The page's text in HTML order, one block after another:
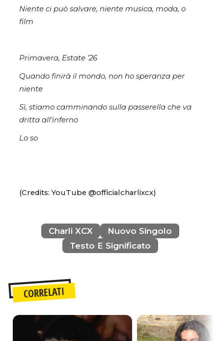
Niente ci può salvare, niente musica, moda, o
film
Primavera, Estate ’26
Quando finirà il mondo, non ho speranza per
niente
Sì, stiamo camminando sulla passerella che va
dritta all’inferno
Lo so
(Credits: YouTube @officialcharlixcx)
Charli XCX
Nuovo Singolo
Testo E Significato
CORRELATI